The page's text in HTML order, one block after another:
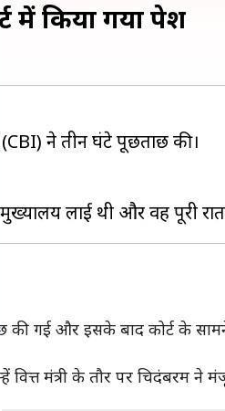
में किया गया पेश
ने तीन घंटे पूछताछ की।
गई और इसके बाद कोर्ट के
मंत्री के तौर पर चिदंबरम ने